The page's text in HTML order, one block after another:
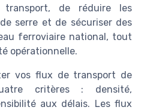
de réduire les
serre et de sécuriser des
ferroviaire national, tout
opérationnelle.
vos flux de transport de
critères : densité,
aux délais. Les flux